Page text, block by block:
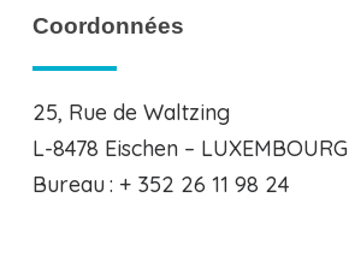
Coordonnées
25, Rue de Waltzing
L-8478 Eischen – LUXEMBOURG
Bureau : + 352 26 11 98 24